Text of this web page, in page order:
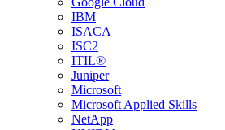
IBM
ISACA
ISC2
ITIL®
Juniper
Microsoft
Microsoft Applied Skills
NetApp